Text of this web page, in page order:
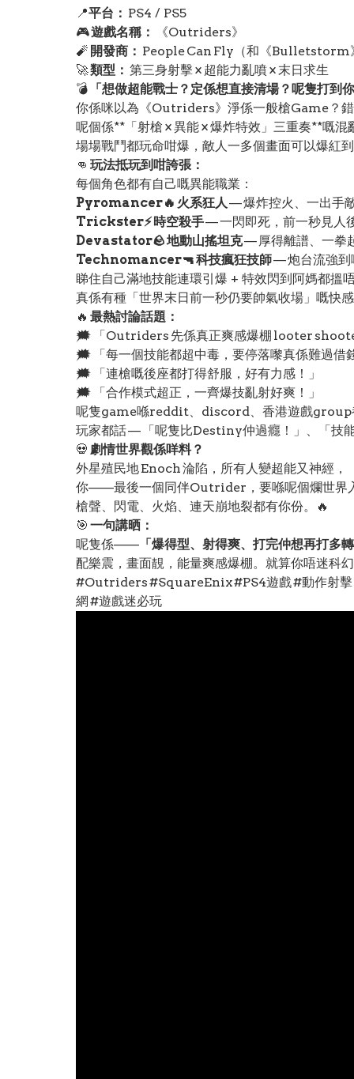
📍平台： PS4 / PS5
🎮遊戲名稱：
《Outriders》
🧨 開發商： People Can Fly（和《Bulletstorm
🚀類型： 第三身射擊 × 超能力亂噴 × 末日求生
💣 「想做超能戰士？定係想直接清場？呢隻打到
你係咪以為《Outriders》淨係一般槍Game？
呢個係**「射槍 × 異能 × 爆炸特效」三重奏**嘅混
場場戰鬥都玩命咁爆，敵人一多個畫面可以爆紅
👊 玩法抵玩到咁誇張：
每個角色都有自己嘅異能職業：
Pyromancer🔥 火系狂人 — 爆炸控火、一出手
Trickster⚡ 時空殺手— 一閃即死，前一秒見人
Devastator🪨 地動山搖坦克— 厚得離譜、一拳
Technomancer🔫 科技瘋狂技師— 炮台流強到
睇住自己滿地技能連環引爆 + 特效閃到阿媽都搵
真係有種「世界末日前一秒仍要帥氣收場」嘅快感
🔥 最熱討論話題：
🗯️ 「Outriders 先係真正爽感爆棚 looter
🗯️ 「每一個技能都超中毒，要停落嚟真係難過借
🗯️ 「連槍嘅後座都打得舒服，好有力感！」
🗯️ 「合作模式超正，一齊爆技亂射好爽！」
呢隻game喺reddit、discord、香港遊戲group
玩家都話 — 「呢隻比Destiny仲過癮！」、「技
💀 劇情世界觀係咩料？
外星殖民地 Enoch 淪陷，所有人變超能又神經，
你——最後一個同伴Outrider，要喺呢個爛世界
槍聲、閃電、火焰、連天崩地裂都有你份。🔥
🎯 一句講晒：
呢隻係—— 「爆得型、射得爽、打完仲想再打多
配樂震，畫面靚，能量爽感爆棚。就算你唔迷科
#Outriders #SquareEnix #PS4遊戲 #動作射擊
網 #遊戲迷必玩